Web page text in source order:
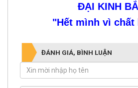
ĐẠI KINH
"Hết mình vì
ĐÁNH GIÁ, BÌNH LUẬN